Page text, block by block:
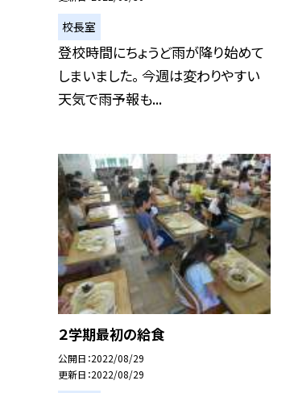
校長室
登校時間にちょうど雨が降り始めて
しまいました。 今週は変わりやすい
天気で雨予報も...
２学期最初の給食
公開日 2022/08/29
更新日 2022/08/29